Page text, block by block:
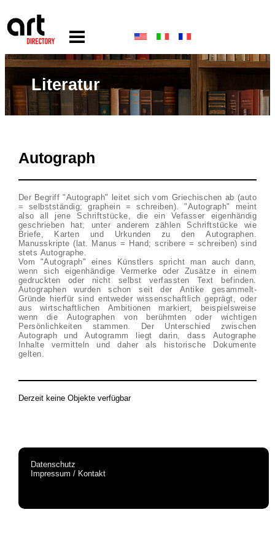
Literatur
Autograph
Der Begriff "Autograph" leitet sich vom Griechischen ab (auto
= selbstständig; graphein = schreiben). "Autograph" meint
also all jene Schriftstücke, die ein Vefasser eigenhändig
geschrieben hat; unter anderem zählen Schriftstücke wie
Briefe, Karten und Urkunden zu den Autographen.
Manusskripte (lat. Manus = Hand; scribere = schreiben) sind
stets Autographe.
Vom "Autograph" eines Künstlers spricht man auch dann,
wenn sich eigenhändige Vermerke oder Zusätze in einem
gedruckten oder nicht selbst verfassten Text befinden.
Autographen wurden schon seit der Antike gesammelt-
Gründe hierfür sind entweder wissenschaftlich geprägt, oder
aus wirtschaftlichen Ambitionen markiert, beispielsweise
wenn die Autographen von berühmten oder wichtigen
Persönlichkeiten stammen. Der Unterschied zwischen
Autograph und Autogramm liegt darin, dass Autographe
Inhalte vermitteln und daher als historische Dokumente
gelten.
Derzeit keine Objekte verfügbar
Datenschutz
Impressum / Kontakt